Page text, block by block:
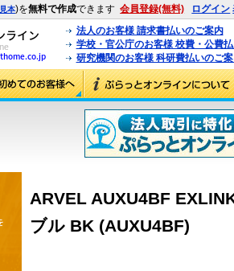
見本)を無料で作成できます 会員登録(無料) ログイン
法人のお客様 請求書払いのご案内
学校・官公庁のお客様 校費・公費
研究機関のお客様 科研費払いのご
ARVEL AUXU4BF
ブル BK (AUXU4BF)